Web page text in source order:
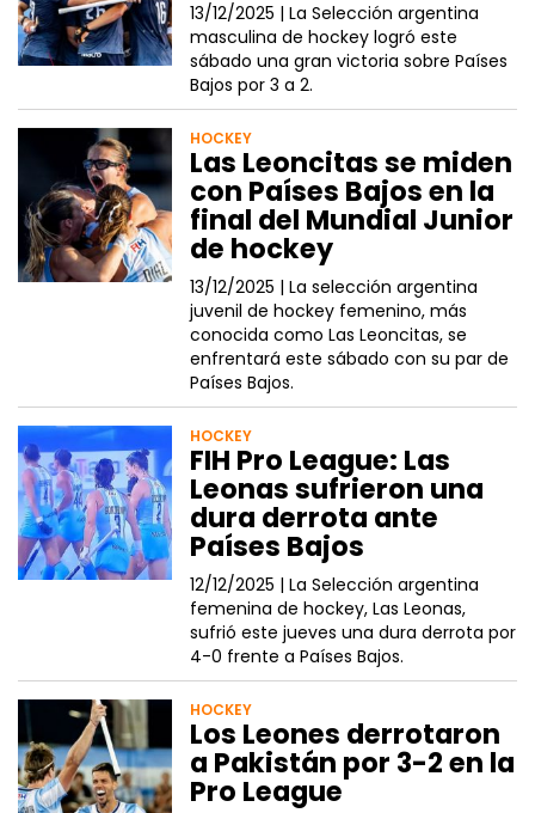
13/12/2025 |La Selección argentina
masculina de hockey logró este
sábado una gran victoria sobre Países
Bajos por 3 a 2.
HOCKEY
Las Leoncitas se miden
con Países Bajos en la
final del Mundial Junior
de hockey
13/12/2025 |La selección argentina
juvenil de hockey femenino, más
conocida como Las Leoncitas, se
enfrentará este sábado con su par de
Países Bajos.
HOCKEY
FIH Pro League: Las
Leonas sufrieron una
dura derrota ante
Países Bajos
12/12/2025 |La Selección argentina
femenina de hockey, Las Leonas,
sufrió este jueves una dura derrota por
4-0 frente a Países Bajos.
HOCKEY
Los Leones derrotaron
a Pakistán por 3-2 en la
Pro League